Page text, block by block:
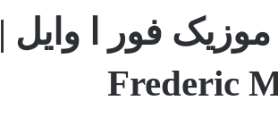
فور ا وایل |
Frederic